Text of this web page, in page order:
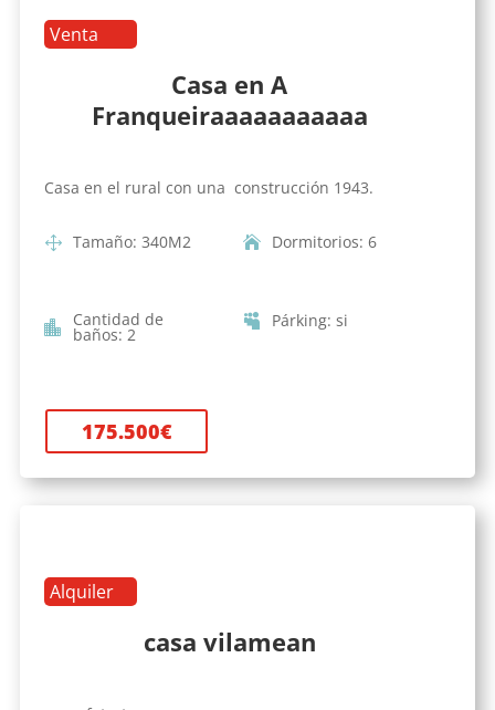
Venta
Casa en A
Franqueiraaaaaaaaaaa
Casa en el rural con una construcción 1943.
Tamaño: 340M2 Dormitorios: 6
Cantidad de
baños: 2
Párking: si
175.500€
Alquiler
casa vilamean